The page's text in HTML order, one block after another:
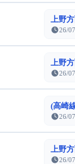
上野
26/
上野
26/
(高崎
26/
上野
26/